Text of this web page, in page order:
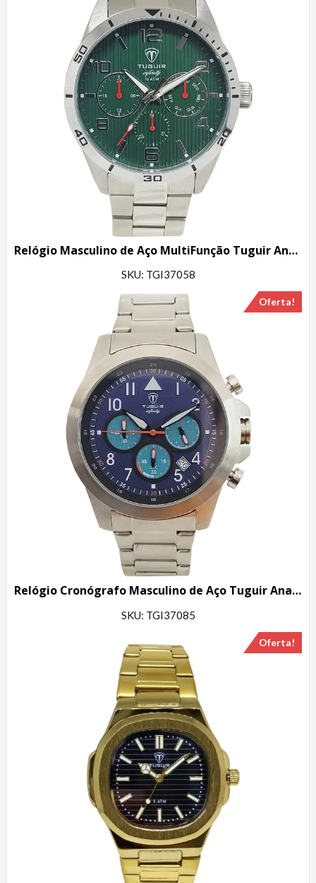
Relógio Masculino de Aço MultiFunção Tuguir Analógico Infinity TGI37058 Prata e Verde
SKU: TGI37058
Oferta!
Relógio Cronógrafo Masculino de Aço Tuguir Analógico Infinity TGI37085 Prata e Azul
SKU: TGI37085
Oferta!